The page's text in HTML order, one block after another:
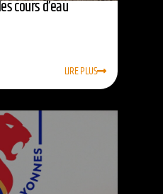
cours d’eau
LIRE PLUS